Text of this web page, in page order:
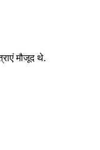
मौजूद थे.